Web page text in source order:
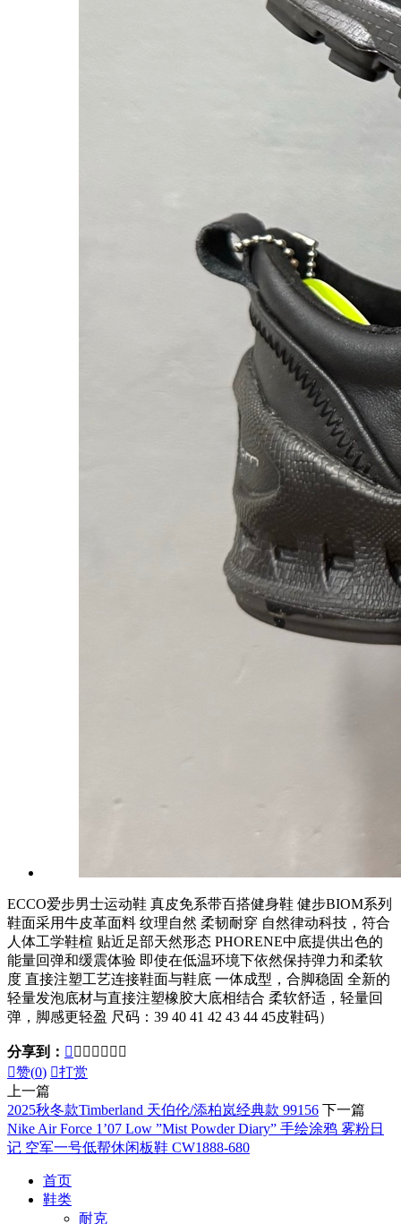
ECCO爱步男士运动鞋 真皮免系带百搭健身鞋 健步BIOM系列
鞋面采用牛皮革面料 纹理自然 柔韧耐穿 自然律动科技，符合
人体工学鞋楦 贴近足部天然形态 PHORENE中底提供出色的
能量回弹和缓震体验 即使在低温环境下依然保持弹力和柔软
度 直接注塑工艺连接鞋面与鞋底 一体成型，合脚稳固 全新的
轻量发泡底材与直接注塑橡胶大底相结合 柔软舒适，轻量回
弹，脚感更轻盈 尺码：39 40 41 42 43 44 45皮鞋码）
分享到：       
赞(0) 打赏
上一篇
2025秋冬款Timberland 天伯伦/添柏岚经典款 99156 下一篇
Nike Air Force 1’07 Low ”Mist Powder Diary” 手绘涂鸦 雾粉日
记 空军一号低帮休闲板鞋 CW1888-680
首页
鞋类
耐克